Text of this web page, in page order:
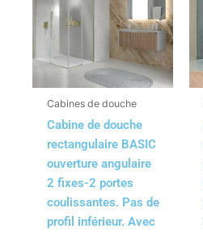
Cabines de douche
Cabine de douche
rectangulaire BASIC
ouverture angulaire
2 fixes-2 portes
coulissantes. Pas de
profil inférieur. Avec